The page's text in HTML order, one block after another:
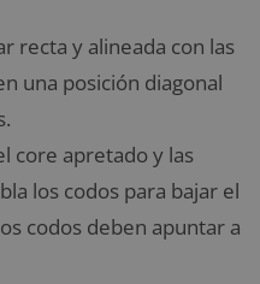
recta y alineada con las
una posición diagonal
core apretado y las
los codos para bajar el
codos deben apuntar a